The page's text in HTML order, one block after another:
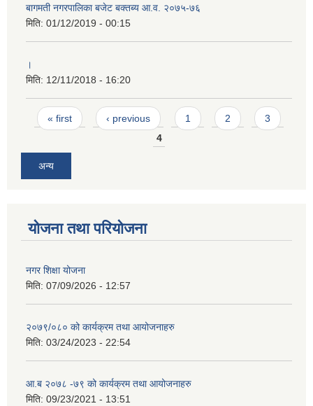
बागमती नगरपालिका बजेट बक्तब्य आ.व. २०७५-७६
मिति: 01/12/2019 - 00:15
।
मिति: 12/11/2018 - 16:20
Pages
« first ‹ previous 1 2
3
4
अन्य
योजना तथा परियोजना
नगर शिक्षा योजना
मिति: 07/09/2026 - 12:57
२०७९/०८० को कार्यक्रम तथा आयोजनाहरु
मिति: 03/24/2023 - 22:54
आ.ब २०७८ -७९ को कार्यक्रम तथा आयोजनाहरु
मिति: 09/23/2021 - 13:51